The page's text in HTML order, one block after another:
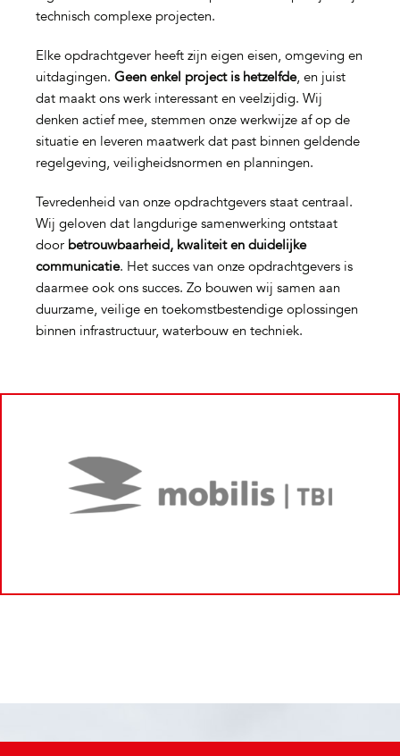
technisch complexe projecten.
Elke opdrachtgever heeft zijn eigen eisen, omgeving en
uitdagingen. Geen enkel project is hetzelfde, en juist
dat maakt ons werk interessant en veelzijdig. Wij
denken actief mee, stemmen onze werkwijze af op de
situatie en leveren maatwerk dat past binnen geldende
regelgeving, veiligheidsnormen en planningen.
Tevredenheid van onze opdrachtgevers staat centraal.
Wij geloven dat langdurige samenwerking ontstaat
door betrouwbaarheid, kwaliteit en duidelijke
communicatie. Het succes van onze opdrachtgevers is
daarmee ook ons succes. Zo bouwen wij samen aan
duurzame, veilige en toekomstbestendige oplossingen
binnen infrastructuur, waterbouw en techniek.